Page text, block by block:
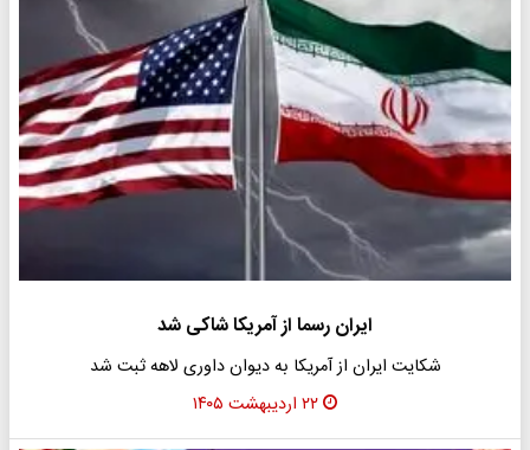
ایران رسما از آمریکا شاکی شد
شکایت ایران از آمریکا به دیوان داوری لاهه ثبت شد
۲۲ اردیبهشت ۱۴۰۵